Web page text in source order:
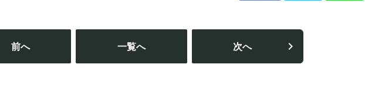
投
稿
ナ
ビ
前へ 一覧へ 次へ